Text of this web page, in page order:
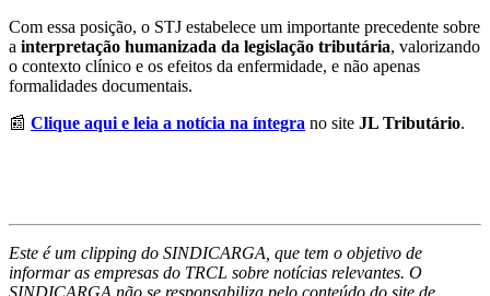
Com essa posição, o STJ estabelece um importante precedente sobre
a interpretação humanizada da legislação tributária, valorizando
o contexto clínico e os efeitos da enfermidade, e não apenas
formalidades documentais.
📰 Clique aqui e leia a notícia na íntegra no site JL Tributário.
Este é um clipping do SINDICARGA, que tem o objetivo de
informar as empresas do TRCL sobre notícias relevantes. O
SINDICARGA não se responsabiliza pelo conteúdo do site de